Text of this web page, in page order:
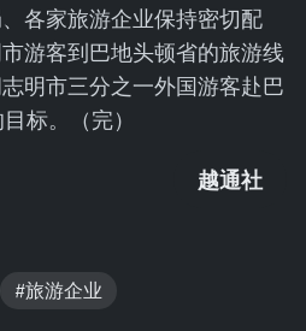
各家旅游企业保持密切配
游客到巴地头顿省的旅游线
明市三分之一外国游客赴巴
标。（完）
越通社
#旅游企业